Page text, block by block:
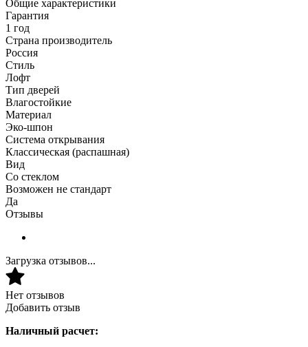
Общие характеристики
Гарантия
1 год
Страна производитель
Россия
Стиль
Лофт
Тип дверей
Влагостойкие
Материал
Эко-шпон
Система открывания
Классическая (распашная)
Вид
Со стеклом
Возможен не стандарт
Да
Отзывы
Загрузка отзывов...
Нет отзывов
Добавить отзыв
Наличный расчет: